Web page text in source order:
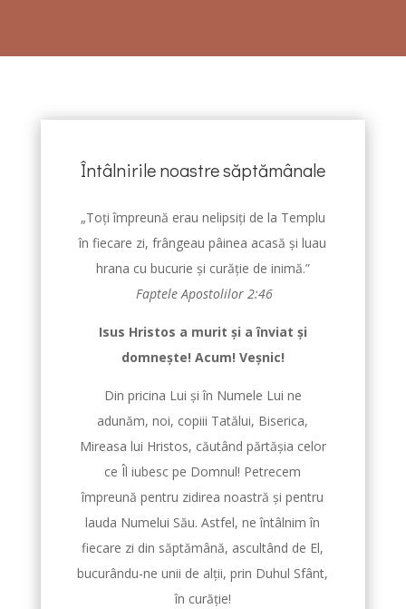
Întâlnirile noastre săptămânale
„Toţi împreună erau nelipsiţi de la Templu
în fiecare zi, frângeau pâinea acasă şi luau
hrana cu bucurie şi curăţie de inimă.”
Faptele Apostolilor 2:46
Isus Hristos a murit și a înviat și
domnește! Acum! Veșnic!
Din pricina Lui și în Numele Lui ne
adunăm, noi, copiii Tatălui, Biserica,
Mireasa lui Hristos, căutând părtășia celor
ce Îl iubesc pe Domnul! Petrecem
împreună pentru zidirea noastră și pentru
lauda Numelui Său. Astfel, ne întâlnim în
fiecare zi din săptămână, ascultând de El,
bucurându-ne unii de alții, prin Duhul Sfânt,
în curăție!